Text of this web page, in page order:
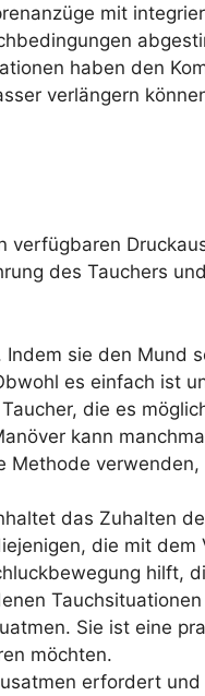
mit
haben den
verlängern
des Tauchers
sie den Mund
es einfach ist
die es
kann
Methode
das Zuhalten
die mit dem
hilft,
Sie ist eine
möchten.
erfordert